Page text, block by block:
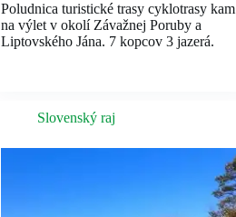
Poludnica turistické trasy cyklotrasy kam
na výlet v okolí Závažnej Poruby a
Liptovského Jána. 7 kopcov 3 jazerá.
Slovenský raj